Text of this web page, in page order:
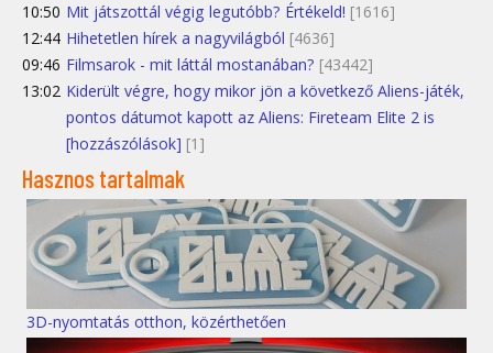
10:50 Mit játszottál végig legutóbb? Értékeld! [1616]
12:44 Hihetetlen hírek a nagyvilágból [4636]
09:46 Filmsarok - mit láttál mostanában? [43442]
13:02 Kiderült végre, hogy mikor jön a következő Aliens-játék,
pontos dátumot kapott az Aliens: Fireteam Elite 2 is
[hozzászólások] [1]
Hasznos tartalmak
3D-nyomtatás otthon, közérthetően